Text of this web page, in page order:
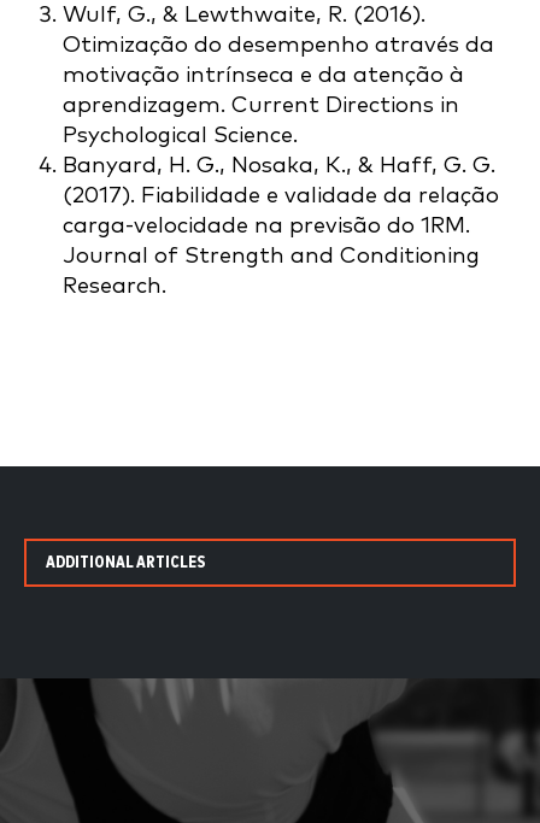
Wulf, G., & Lewthwaite, R. (2016).
Otimização do desempenho através da
motivação intrínseca e da atenção à
aprendizagem. Current Directions in
Psychological Science.
Banyard, H. G., Nosaka, K., & Haff, G. G.
(2017). Fiabilidade e validade da relação
carga-velocidade na previsão do 1RM.
Journal of Strength and Conditioning
Research.
ADDITIONAL ARTICLES